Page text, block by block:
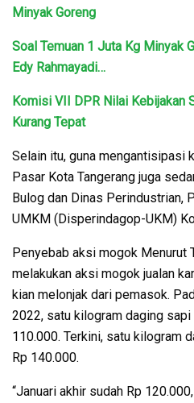
Minyak Goreng
Soal Temuan 1 Juta Kg Minyak
Edy Rahmayadi…
Komisi VII DPR Nilai Kebijakan
Kurang Tepat
Selain itu, guna mengantisipasi
Pasar Kota Tangerang juga
Bulog dan Dinas Perindustrian,
UMKM (Disperindagop-UKM)
Penyebab aksi mogok Menurut
melakukan aksi mogok jualan
kian melonjak dari pemasok.
2022, satu kilogram daging
110.000. Terkini, satu kilogram
Rp 140.000.
“Januari akhir sudah Rp